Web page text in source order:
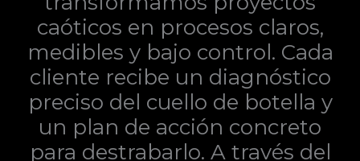
caóticos en procesos claros,
medibles y bajo control. Cada
cliente recibe un diagnóstico
preciso del cuello de botella y
un plan de acción concreto
para destrabarlo. A través del